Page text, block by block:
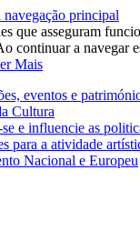
navegação principal
que asseguram
continuar a navegar
Mais
eventos e
Cultura
e influencie as
para a atividade
Nacional e Europeu